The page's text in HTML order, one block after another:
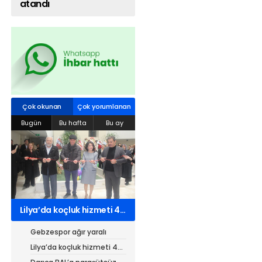
atandı
Çok okunan
Çok yorumlanan
Bugün
Bu hafta Bu ay
Lilya’da koçluk hizmeti 4
kurumdan 7 belgeli
Gebzespor ağır yaralı
Lilya’da koçluk hizmeti 4
kurumdan 7 belgeli
(BİLKAR)Gebze - KOCAELİ
aktanuslu@gmail.com